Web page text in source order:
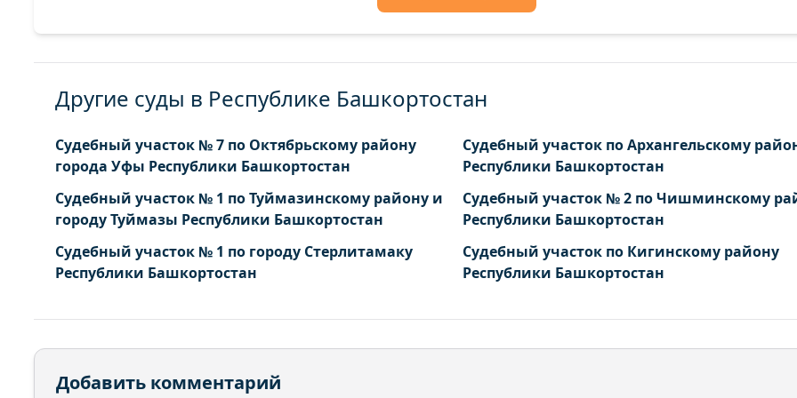
Другие суды в Республике Башкортостан
Судебный участок № 7 по Октябрьскому району
города Уфы Республики Башкортостан
Судебный участок по Архангельскому
Республики Башкортостан
Судебный участок № 1 по Туймазинскому району и
городу Туймазы Республики Башкортостан
Судебный участок № 2 по Чишминскому
Республики Башкортостан
Судебный участок № 1 по городу Стерлитамаку
Республики Башкортостан
Судебный участок по Кигинскому району
Республики Башкортостан
Добавить комментарий